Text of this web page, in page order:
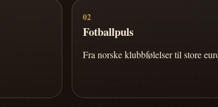
02
Fotballpuls
Fra norske klubbfølelser til store